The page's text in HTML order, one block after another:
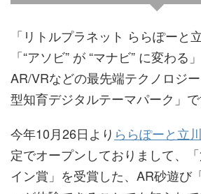
「リトルプラネット ららぽーと
「“アソビ” が “マナビ” に変わる
AR/VRなどの最先端テクノロジ
型知育デジタルテーマパーク」で
今年10月26日より ららぽーと立
定でオープンしておりまして、
イン賞」を受賞した、AR砂遊び